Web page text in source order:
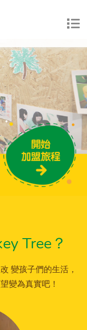
Tree？
變孩子們的生活，
變為真實吧！